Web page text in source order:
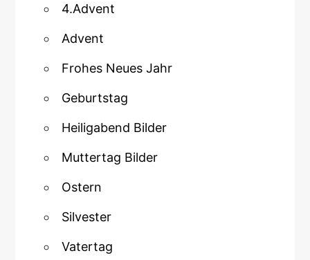
4.Advent
Advent
Frohes Neues Jahr
Geburtstag
Heiligabend Bilder
Muttertag Bilder
Ostern
Silvester
Vatertag